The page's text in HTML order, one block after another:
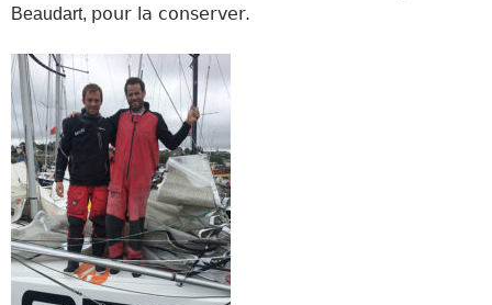
Beaudart, pour la conserver.